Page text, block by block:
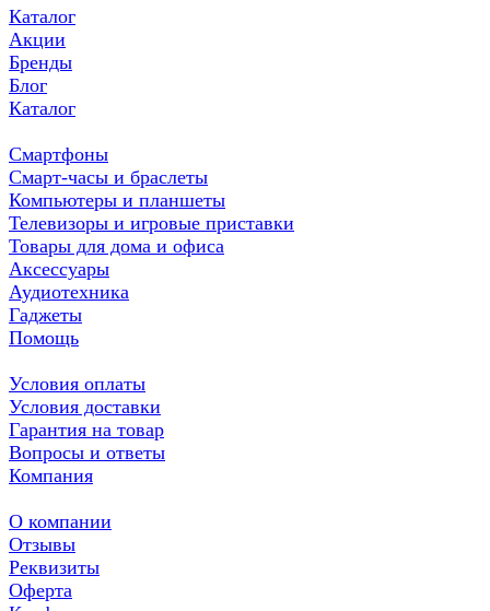
Каталог
Акции
Бренды
Блог
Каталог
Смартфоны
Смарт-часы и браслеты
Компьютеры и планшеты
Телевизоры и игровые приставки
Товары для дома и офиса
Аксессуары
Аудиотехника
Гаджеты
Помощь
Условия оплаты
Условия доставки
Гарантия на товар
Вопросы и ответы
Компания
О компании
Отзывы
Реквизиты
Оферта